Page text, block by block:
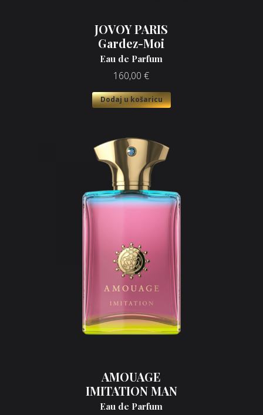
JOVOY PARIS
Gardez-Moi
Eau de Parfum
160,00 €
Dodaj u košaricu
AMOUAGE
IMITATION MAN
Eau de Parfum